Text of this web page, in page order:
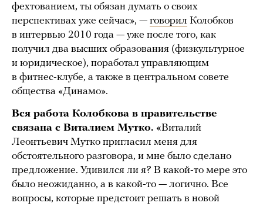
фехтованием, ты обязан думать о своих
перспективах уже сейчас», — говорил Колобков
в интервью 2010 года — уже после того, как
получил два высших образования (физкультурное
и юридическое), поработал управляющим
в фитнес-клубе, а также в центральном совете
общества «Динамо».
Вся работа Колобкова в правительстве
связана с Виталием Мутко. «Виталий
Леонтьевич Мутко пригласил меня для
обстоятельного разговора, и мне было сделано
предложение. Удивился ли я? В какой-то мере это
было неожиданно, а в какой-то — логично. Все
вопросы, которые предстоит решать в новой